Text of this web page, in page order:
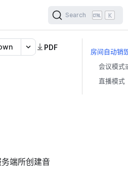
Search K
PDF
端所创建音
房间自动销
会议模式
直播模式